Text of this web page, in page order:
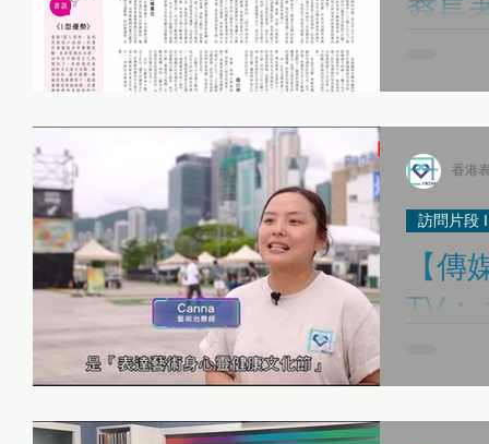
裔長
愛‧匯聚計劃 項目贊助 - 《藝術生命軌跡》表達藝術
多元種族
【傳
TV：
療師 #鄧智
訪問片段
香港